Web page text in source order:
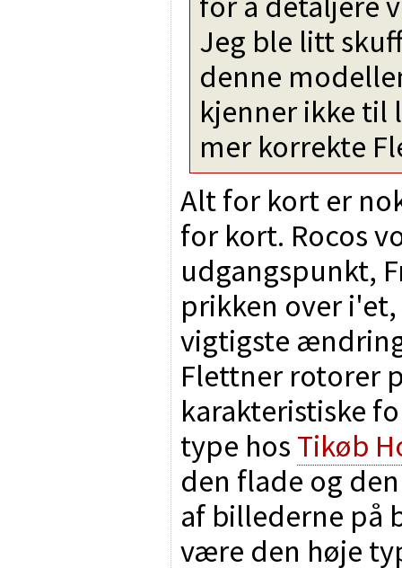
Jeg ble litt
denne
kjenner ikke til
mer korrekte
Alt for kort er
for kort. Rocos
udgangspunkt,
prikken over
vigtigste
Flettner rotorer
karakteristiske
type hos Tikøb
den flade og
af billederne på
være den høje